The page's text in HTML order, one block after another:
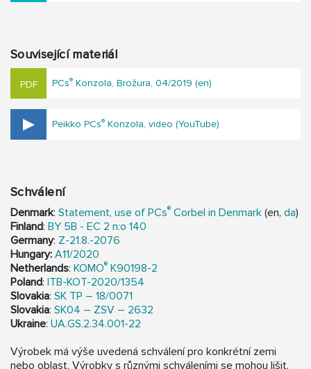
Související materiál
PCs® Konzola, Brožura, 04/2019 (en)
Peikko PCs® Konzola, video (YouTube)
Schválení
Denmark: Statement, use of PCs® Corbel in Denmark (en, da)
Finland: BY 5B - EC 2 n:o 140
Germany: Z-21.8.-2076
Hungary: A11/2020
Netherlands: KOMO® K90198-2
Poland: ITB-KOT-2020/1354
Slovakia: SK TP – 18/0071
Slovakia: SK04 – ZSV – 2632
Ukraine: UA.GS.2.34.001-22
Výrobek má výše uvedená schválení pro konkrétní zemi
nebo oblast. Výrobky s různými schváleními se mohou lišit,